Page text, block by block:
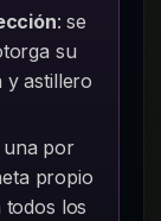
: se
su
y astillero
una por
propio
todos los